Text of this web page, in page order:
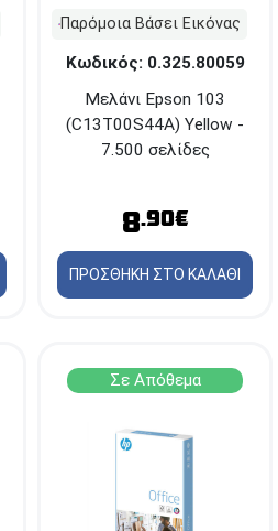
Παρόμοια Βάσει Εικόνας
Κωδικός: 0.325.80059
Μελάνι Epson 103
(C13T00S44A) Yellow -
7.500 σελίδες
8.90€
ΠΡΟΣΘΗΚΗ ΣΤΟ ΚΑΛΑΘΙ
Σε Απόθεμα